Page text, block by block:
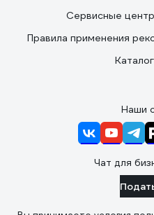
Сервисные
Правила применения
Наши
Чат для